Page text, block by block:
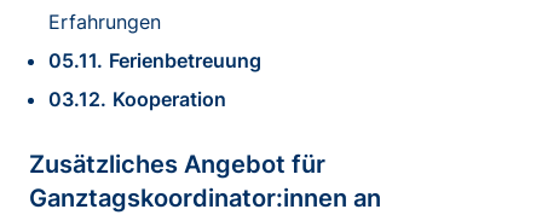
Erfahrungen
05.11. Ferienbetreuung
03.12. Kooperation
Zusätzliches Angebot für
Ganztagskoordinator:innen an